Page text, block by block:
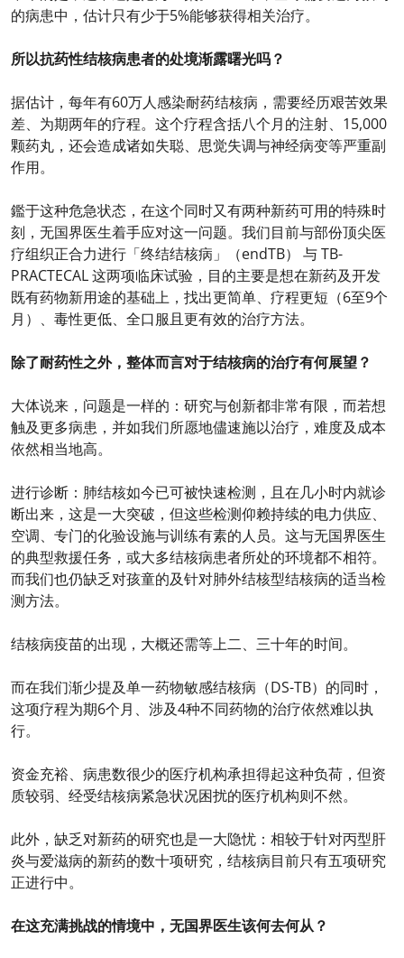
的病患中，估计只有少于5%能够获得相关治疗。
所以抗药性结核病患者的处境渐露曙光吗？
据估计，每年有60万人感染耐药结核病，需要经历艰苦效果
差、为期两年的疗程。这个疗程含括八个月的注射、15,000
颗药丸，还会造成诸如失聪、思觉失调与神经病变等严重副
作用。
鑑于这种危急状态，在这个同时又有两种新药可用的特殊时
刻，无国界医生着手应对这一问题。我们目前与部份顶尖医
疗组织正合力进行「终结结核病」（endTB） 与 TB-
PRACTECAL 这两项临床试验，目的主要是想在新药及开发
既有药物新用途的基础上，找出更简单、疗程更短（6至9个
月）、毒性更低、全口服且更有效的治疗方法。
除了耐药性之外，整体而言对于结核病的治疗有何展望？
大体说来，问题是一样的：研究与创新都非常有限，而若想
触及更多病患，并如我们所愿地儘速施以治疗，难度及成本
依然相当地高。
进行诊断：肺结核如今已可被快速检测，且在几小时内就诊
断出来，这是一大突破，但这些检测仰赖持续的电力供应、
空调、专门的化验设施与训练有素的人员。这与无国界医生
的典型救援任务，或大多结核病患者所处的环境都不相符。
而我们也仍缺乏对孩童的及针对肺外结核型结核病的适当检
测方法。
结核病疫苗的出现，大概还需等上二、三十年的时间。
而在我们渐少提及单一药物敏感结核病（DS-TB）的同时，
这项疗程为期6个月、涉及4种不同药物的治疗依然难以执
行。
资金充裕、病患数很少的医疗机构承担得起这种负荷，但资
质较弱、经受结核病紧急状况困扰的医疗机构则不然。
此外，缺乏对新药的研究也是一大隐忧：相较于针对丙型肝
炎与爱滋病的新药的数十项研究，结核病目前只有五项研究
正进行中。
在这充满挑战的情境中，无国界医生该何去何从？